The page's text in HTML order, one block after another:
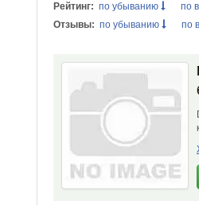
Рейтинг: по убыванию
по
Отзывы: по убыванию по